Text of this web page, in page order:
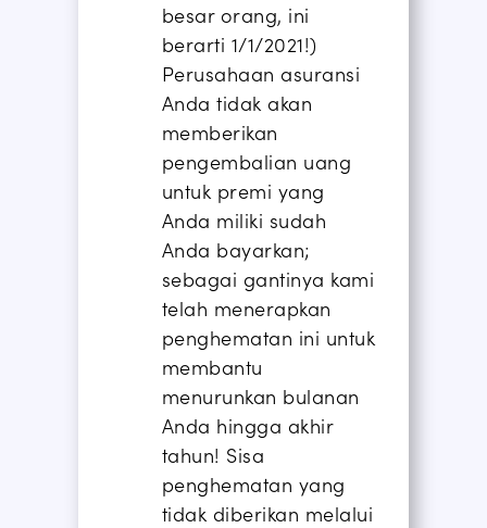
besar orang, ini
berarti 1/1/2021!)
Perusahaan asuransi
Anda tidak akan
memberikan
pengembalian uang
untuk premi yang
Anda miliki sudah
Anda bayarkan;
sebagai gantinya kami
telah menerapkan
penghematan ini untuk
membantu
menurunkan bulanan
Anda hingga akhir
tahun! Sisa
penghematan yang
tidak diberikan melalui